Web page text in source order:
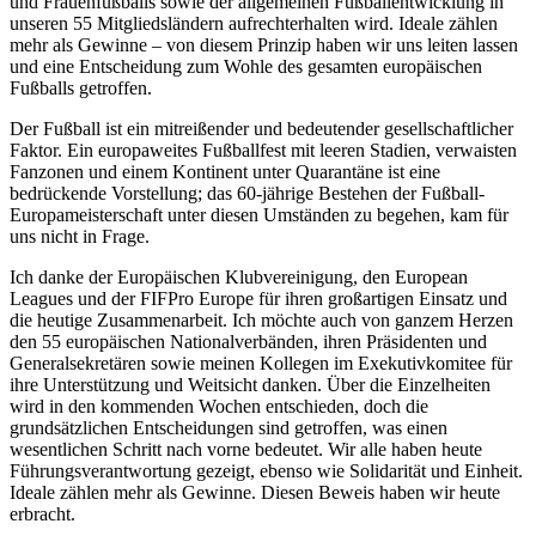
unseren 55 Mitgliedsländern aufrechterhalten wird. Ideale zählen
mehr als Gewinne – von diesem Prinzip haben wir uns leiten lassen
und eine Entscheidung zum Wohle des gesamten europäischen
Fußballs getroffen.
Der Fußball ist ein mitreißender und bedeutender gesellschaftlicher
Faktor. Ein europaweites Fußballfest mit leeren Stadien, verwaisten
Fanzonen und einem Kontinent unter Quarantäne ist eine
bedrückende Vorstellung; das 60-jährige Bestehen der Fußball-
Europameisterschaft unter diesen Umständen zu begehen, kam für
uns nicht in Frage.
Ich danke der Europäischen Klubvereinigung, den European
Leagues und der FIFPro Europe für ihren großartigen Einsatz und
die heutige Zusammenarbeit. Ich möchte auch von ganzem Herzen
den 55 europäischen Nationalverbänden, ihren Präsidenten und
Generalsekretären sowie meinen Kollegen im Exekutivkomitee für
ihre Unterstützung und Weitsicht danken. Über die Einzelheiten
wird in den kommenden Wochen entschieden, doch die
grundsätzlichen Entscheidungen sind getroffen, was einen
wesentlichen Schritt nach vorne bedeutet. Wir alle haben heute
Führungsverantwortung gezeigt, ebenso wie Solidarität und Einheit.
Ideale zählen mehr als Gewinne. Diesen Beweis haben wir heute
erbracht.